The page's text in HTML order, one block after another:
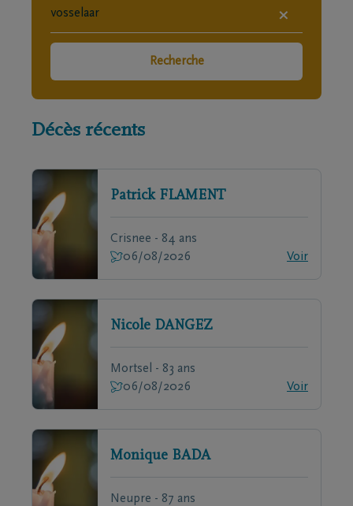
×
Recherche
Décès récents
Patrick FLAMENT
Crisnee - 84 ans
06/08/2026
Voir
Nicole DANGEZ
Mortsel - 83 ans
06/08/2026
Voir
Monique BADA
Neupre - 87 ans